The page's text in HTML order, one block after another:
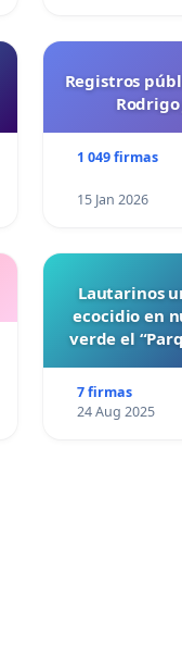
Registros
1 049 firmas
15 Jan 2026
Lautarinos
ecocidio en
verde el
7 firmas
24 Aug 2025